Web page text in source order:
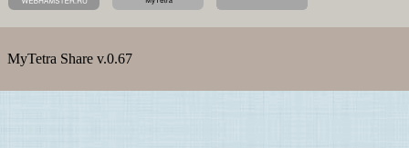
MyTetra Share v.0.67